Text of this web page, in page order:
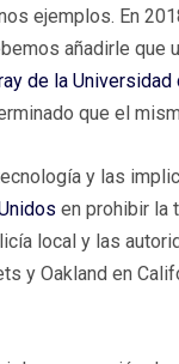
ejemplos. En
añadirle que
de la Universidad
que el
y las
en prohibir la
local y las
y Oakland en